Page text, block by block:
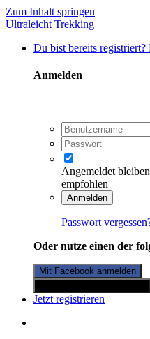
Zum Inhalt springen
Ultraleicht Trekking
Du bist bereits registriert?
Anmelden
Angemeldet bleiben
empfohlen
Anmelden
Passwort
Oder nutze einen der
Mit Facebook anmelden
Jetzt registrieren